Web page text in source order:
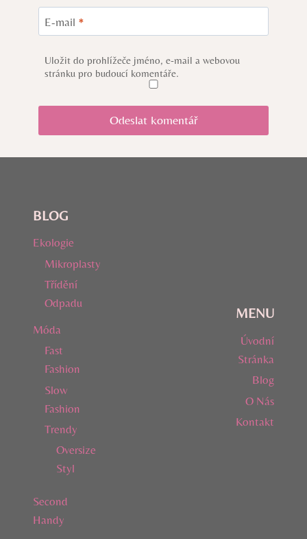
E-mail *
Uložit do prohlížeče jméno, e-mail a webovou
stránku pro budoucí komentáře.
BLOG
Ekologie
Mikroplasty
Třídění
Odpadu
Móda
Fast
Fashion
Slow
Fashion
Trendy
Oversize
Styl
Second
Handy
MENU
Úvodní
Stránka
Blog
O Nás
Kontakt